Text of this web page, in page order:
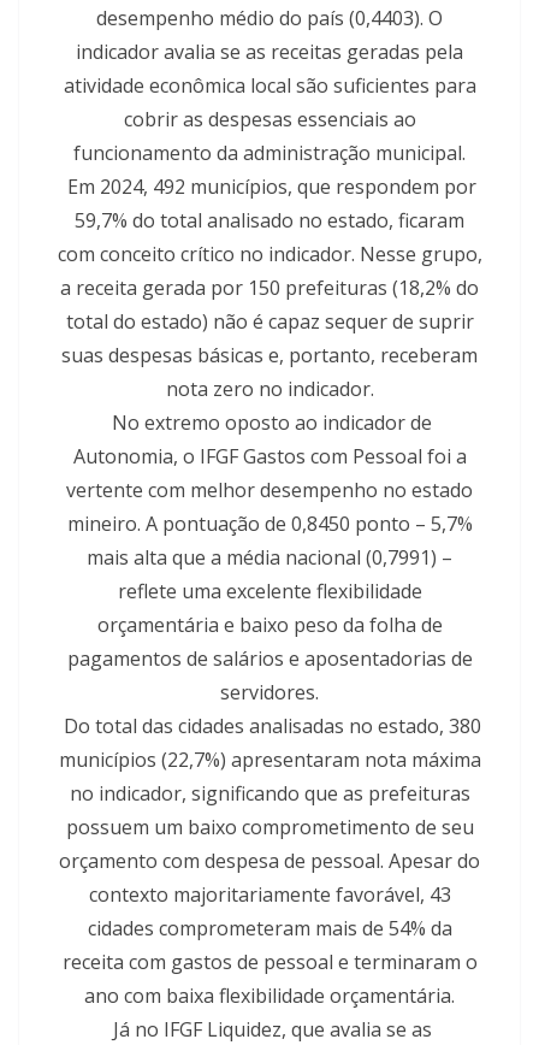
desempenho médio do país (0,4403). O
indicador avalia se as receitas geradas pela
atividade econômica local são suficientes para
cobrir as despesas essenciais ao
funcionamento da administração municipal.
Em 2024, 492 municípios, que respondem por
59,7% do total analisado no estado, ficaram
com conceito crítico no indicador. Nesse grupo,
a receita gerada por 150 prefeituras (18,2% do
total do estado) não é capaz sequer de suprir
suas despesas básicas e, portanto, receberam
nota zero no indicador.
No extremo oposto ao indicador de
Autonomia, o IFGF Gastos com Pessoal foi a
vertente com melhor desempenho no estado
mineiro. A pontuação de 0,8450 ponto – 5,7%
mais alta que a média nacional (0,7991) –
reflete uma excelente flexibilidade
orçamentária e baixo peso da folha de
pagamentos de salários e aposentadorias de
servidores.
Do total das cidades analisadas no estado, 380
municípios (22,7%) apresentaram nota máxima
no indicador, significando que as prefeituras
possuem um baixo comprometimento de seu
orçamento com despesa de pessoal. Apesar do
contexto majoritariamente favorável, 43
cidades comprometeram mais de 54% da
receita com gastos de pessoal e terminaram o
ano com baixa flexibilidade orçamentária.
Já no IFGF Liquidez, que avalia se as